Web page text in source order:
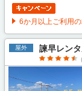
6か月以上ご利用
屋外 諫早レン